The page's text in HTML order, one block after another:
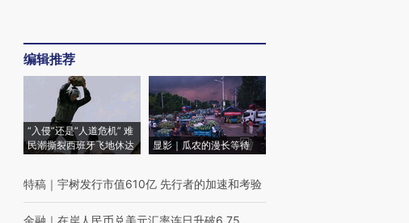
编辑推荐
“入侵”还是“人道危机” 难
民潮撕裂西班牙飞地休达
显影｜瓜农的漫长等待
特稿 ｜ 宇树发行市值610亿 先行者的加速和考验
金融 ｜ 在岸人民币兑美元汇率连日升破6.75